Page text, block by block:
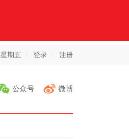
星期五 登录 注册
公众号 微博